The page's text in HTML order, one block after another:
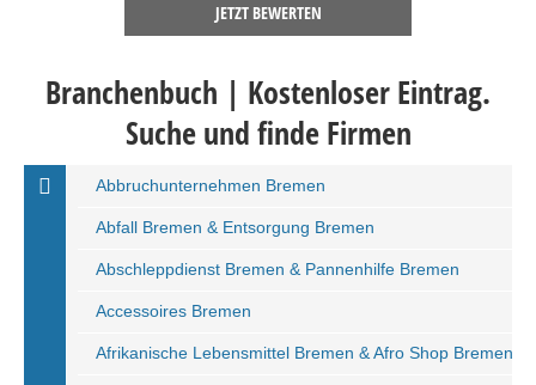
JETZT BEWERTEN
Branchenbuch | Kostenloser Eintrag.
Suche und finde Firmen
Abbruchunternehmen Bremen
Abfall Bremen & Entsorgung Bremen
Abschleppdienst Bremen & Pannenhilfe Bremen
Accessoires Bremen
Afrikanische Lebensmittel Bremen & Afro Shop Bremen